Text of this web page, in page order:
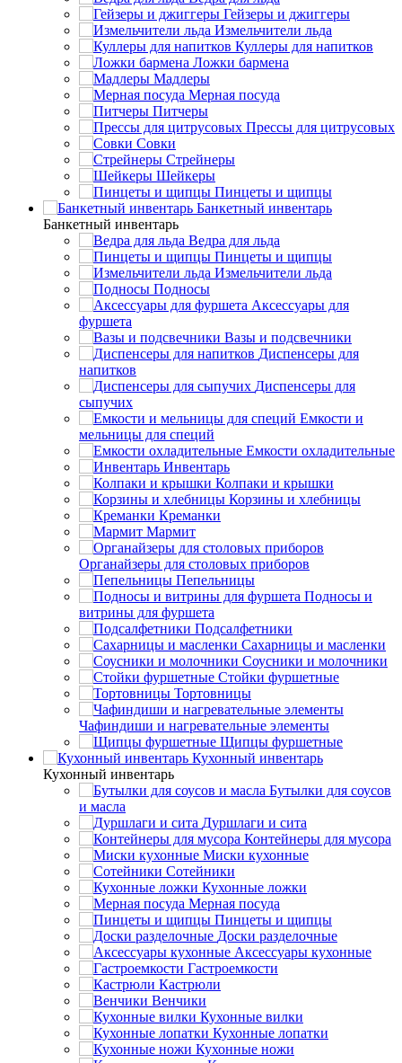
Гейзеры и джиггеры
Измельчители льда
Куллеры для напитков
Ложки бармена
Мадлеры
Мерная посуда
Питчеры
Прессы для цитрусовых
Совки
Стрейнеры
Шейкеры
Пинцеты и щипцы
Банкетный инвентарь
Банкетный инвентарь
Ведра для льда
Пинцеты и щипцы
Измельчители льда
Подносы
Аксессуары для
фуршета
Вазы и подсвечники
Диспенсеры для
напитков
Диспенсеры для
сыпучих
Емкости и
мельницы для специй
Емкости охладительные
Инвентарь
Колпаки и крышки
Корзины и хлебницы
Креманки
Мармит
Органайзеры для столовых приборов
Пепельницы
Подносы и
витрины для фуршета
Подсалфетники
Сахарницы и масленки
Соусники и молочники
Стойки фуршетные
Тортовницы
Чафиндиши и нагревательные элементы
Щипцы фуршетные
Кухонный инвентарь
Кухонный инвентарь
Бутылки для соусов
и масла
Дуршлаги и сита
Контейнеры для мусора
Миски кухонные
Сотейники
Кухонные ложки
Мерная посуда
Пинцеты и щипцы
Доски разделочные
Аксессуары кухонные
Гастроемкости
Кастрюли
Венчики
Кухонные вилки
Кухонные лопатки
Кухонные ножи